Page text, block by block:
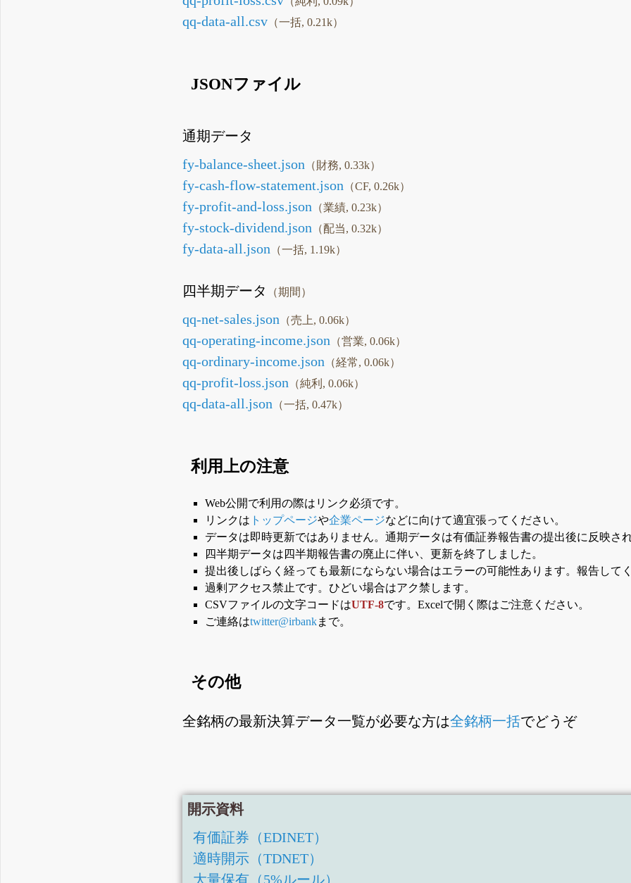
qq-data-all.csv （一括, 0.21k）
JSONファイル
通期データ
fy-balance-sheet.json （財務, 0.33k）
fy-cash-flow-statement.json （CF, 0.26k）
fy-profit-and-loss.json （業績, 0.23k）
fy-stock-dividend.json （配当, 0.32k）
fy-data-all.json （一括, 1.19k）
四半期データ （期間）
qq-net-sales.json （売上, 0.06k）
qq-operating-income.json （営業, 0.06k）
qq-ordinary-income.json （経常, 0.06k）
qq-profit-loss.json （純利, 0.06k）
qq-data-all.json （一括, 0.47k）
利用上の注意
Web公開で利用の際はリンク必須です。
リンクは トップページや企業ページなどに向けて適宜張ってください。
データは即時更新ではありません。通期データは有価証券報告書の提出後に反映さ
四半期データは四半期報告書の廃止に伴い、更新を終了しました。
提出後しばらく経っても最新にならない場合はエラーの可能性あります。報告して
過剰アクセス禁止です。ひどい場合はアク禁します。
CSVファイルの文字コードはUTF-8です。Excelで開く際はご注意ください。
ご連絡はtwitter@irbankまで。
その他
全銘柄の最新決算データ一覧が必要な方は全銘柄一括でどうぞ
開示資料
有価証券（EDINET）
適時開示（TDNET）
大量保有（5%ルール）